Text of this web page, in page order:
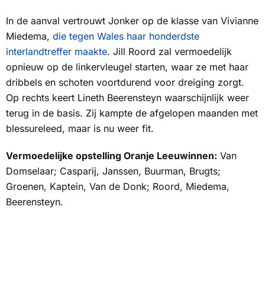
In de aanval vertrouwt Jonker op de klasse van Vivianne
Miedema, die tegen Wales haar honderdste
interlandtreffer maakte. Jill Roord zal vermoedelijk
opnieuw op de linkervleugel starten, waar ze met haar
dribbels en schoten voortdurend voor dreiging zorgt.
Op rechts keert Lineth Beerensteyn waarschijnlijk weer
terug in de basis. Zij kampte de afgelopen maanden met
blessureleed, maar is nu weer fit.
Vermoedelijke opstelling Oranje Leeuwinnen: Van
Domselaar; Casparij, Janssen, Buurman, Brugts;
Groenen, Kaptein, Van de Donk; Roord, Miedema,
Beerensteyn.